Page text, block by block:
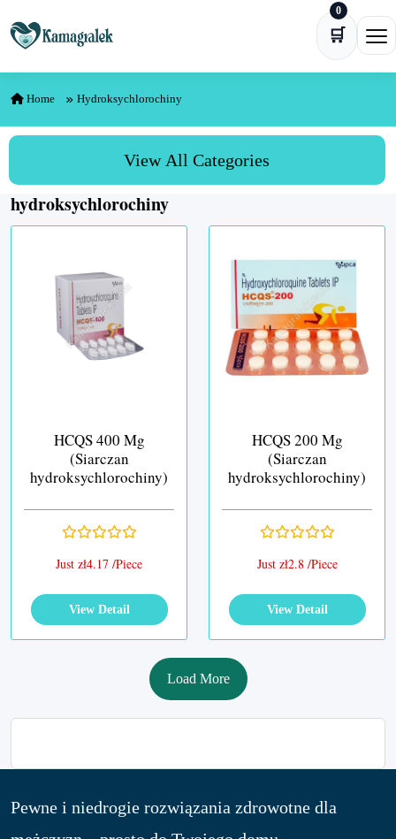
🛒
0
Home Hydroksychlorochiny
View All Categories
hydroksychlorochiny
HCQS 400 Mg
(Siarczan
hydroksychlorochiny)
Just zł4.17 /Piece
View Detail
HCQS 200 Mg
(Siarczan
hydroksychlorochiny)
Just zł2.8 /Piece
View Detail
Load More
Pewne i niedrogie rozwiązania zdrowotne dla